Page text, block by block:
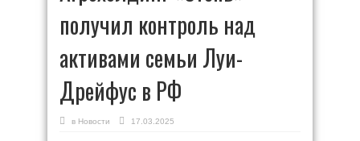
получил контроль над
активами семьи Луи-
Дрейфус в РФ
в Новости 17.03.2025